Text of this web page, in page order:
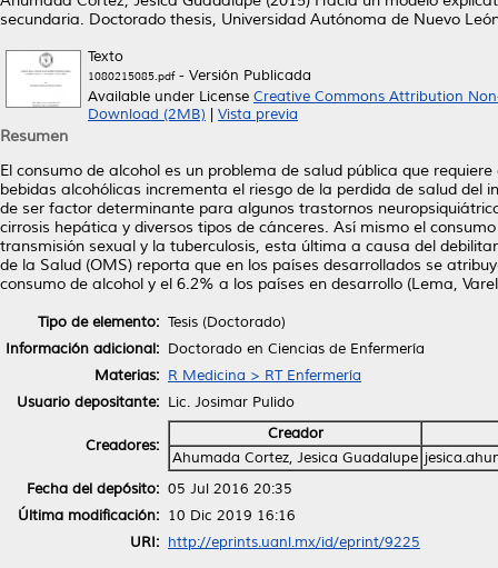
secundaria. Doctorado thesis, Universidad Autónoma de Nuevo
Texto
1080215085.pdf- Versión Publicada
Available under License Creative Commons Attribution
Download (2MB)
Vista previa
Resumen
El consumo de alcohol es un problema de salud pública que
bebidas alcohólicas incrementa el riesgo de la perdida de salud del
de ser factor determinante para algunos trastornos
cirrosis hepática y diversos tipos de cánceres. Así mismo el
transmisión sexual y la tuberculosis, esta última a causa del
de la Salud (OMS) reporta que en los países desarrollados se
consumo de alcohol y el 6.2% a los países en desarrollo (Lema,
Tipo de elemento: Tesis (Doctorado)
Información adicional: Doctorado en Ciencias de Enfermería
Materias: R Medicina > RT Enfermería
Usuario depositante: Lic. Josimar Pulido
Creadores:
Creador
Ahumada Cortez, Jesica Guadalupe
Fecha del depósito: 05 Jul 2016 20:35
Última modificación: 10 Dic 2019 16:16
URI: http://eprints.uanl.mx/id/eprint/9225